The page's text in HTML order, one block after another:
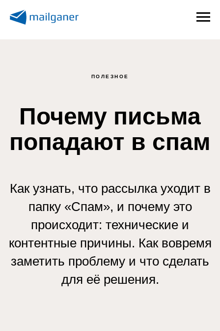
ПОЛЕЗНОЕ
Почему письма
попадают в спам
Как узнать, что рассылка уходит в
папку «Спам», и почему это
происходит: технические и
контентные причины. Как вовремя
заметить проблему и что сделать
для её решения.